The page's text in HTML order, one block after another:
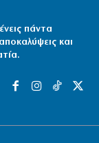
πάντα
και